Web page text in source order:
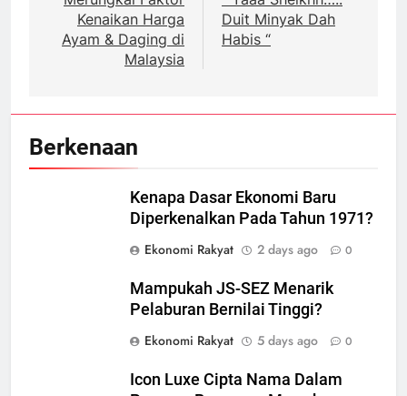
Kenaikan Harga
Ayam & Daging di
Malaysia
Duit Minyak Dah
Habis “
Berkenaan
Kenapa Dasar Ekonomi Baru
Diperkenalkan Pada Tahun 1971?
Ekonomi Rakyat
2 days ago 0
Mampukah JS-SEZ Menarik
Pelaburan Bernilai Tinggi?
Ekonomi Rakyat
5 days ago 0
Icon Luxe Cipta Nama Dalam